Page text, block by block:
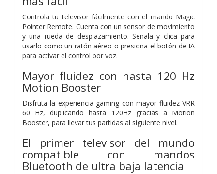
Controla tu televisor fácilmente con el mando Magic
Pointer Remote. Cuenta con un sensor de movimiento
y una rueda de desplazamiento. Señala y clica para
usarlo como un ratón aéreo o presiona el botón de IA
para activar el control por voz.
Mayor fluidez con hasta 120 Hz
Motion Booster
Disfruta la experiencia gaming con mayor fluidez VRR
60 Hz, duplicando hasta 120Hz gracias a Motion
Booster, para llevar tus partidas al siguiente nivel.
El primer televisor del mundo
compatible con mandos
Bluetooth de ultra baja latencia